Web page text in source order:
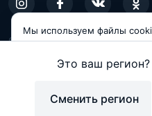
Это ваш регион?
Сменить регион
© 2026 NOVOSTROEV.RU
Политика обработки
Мы используем файлы
корректно и становился